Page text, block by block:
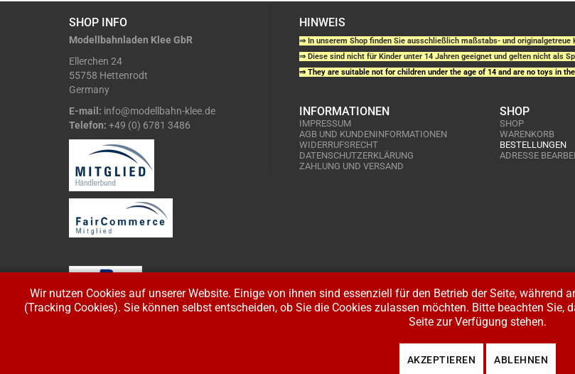
SHOP INFO
Modellbahnladen Klee GbR
Ellerchen 24
55758 Hettenrodt
Germany
E-mail: info@modellbahn-klee.de
Telefon: +49 (0) 6781 3486
HINWEIS
⇒ In unserem Shop finden Sie ausschließlich maßstabs- und
⇒ Diese sind nicht für Kinder unter 14 Jahren geeignet und gelten nicht als
⇒ They are suitable not for children under the age of 14 and are no toys in
INFORMATIONEN
IMPRESSUM
AGB UND KUNDENINFORMATIONEN
WIDERRUFSRECHT
DATENSCHUTZERKLÄRUNG
ZAHLUNG UND VERSAND
SHOP
SHOP
WARENKORB
BESTELLUNGEN
ADRESSE
BW-Media.tv.
Wir nutzen Cookies auf unserer Website. Einige von ihnen sind essenziell für den Betrieb der Seite, während
(Tracking Cookies). Sie können selbst entscheiden, ob Sie die Cookies zulassen möchten. Bitte beachten
Seite zur Verfügung stehen.
AKZEPTIEREN ABLEHNEN